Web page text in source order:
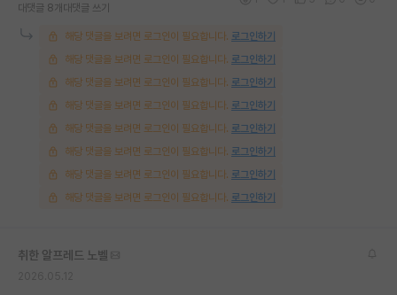
대댓글 8개 대댓글 쓰기
해당 댓글을 보려면 로그인이 필요합니다. 로그인하기
해당 댓글을 보려면 로그인이 필요합니다. 로그인하기
해당 댓글을 보려면 로그인이 필요합니다. 로그인하기
해당 댓글을 보려면 로그인이 필요합니다. 로그인하기
해당 댓글을 보려면 로그인이 필요합니다. 로그인하기
해당 댓글을 보려면 로그인이 필요합니다. 로그인하기
해당 댓글을 보려면 로그인이 필요합니다. 로그인하기
해당 댓글을 보려면 로그인이 필요합니다. 로그인하기
취한 알프레드 노벨